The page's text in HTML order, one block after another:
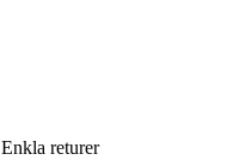
Enkla returer